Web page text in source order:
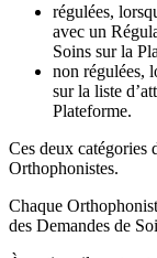
régulées,
avec un
Soins sur la
non régulées,
sur la liste
Plateforme.
Ces deux catégories
Orthophonistes.
Chaque
des Demandes de